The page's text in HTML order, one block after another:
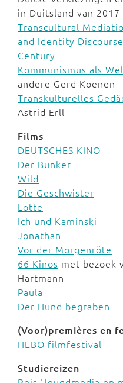
in Duitsland van 2017
Transcultural
and Identity
Century
Kommunismus als
andere Gerd Koenen
Transkulturelles
Astrid Erll
Films
DEUTSCHES KINO
Der Bunker
Wild
Die Geschwister
Lotte
Ich und Kaminski
Jonathan
Vor der Morgenröte
66 Kinos met bezoek
Hartmann
Paula
Der Hund begraben
(Voor)premières en
HEBO filmfestival
Studiereizen